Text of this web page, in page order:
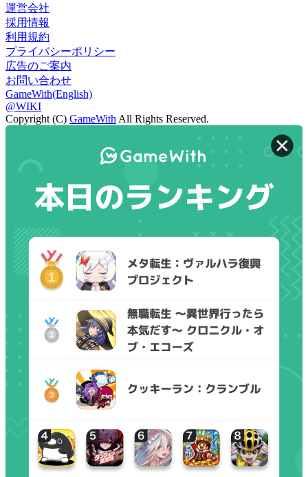
運営会社
採用情報
利用規約
プライバシーポリシー
広告のご案内
お問い合わせ
GameWith(English)
@WIKI
Copyright (C) GameWith All Rights Reserved.